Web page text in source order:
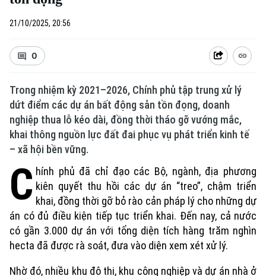
21/10/2025, 20:56
0
Trong nhiệm kỳ 2021–2026, Chính phủ tập trung xử lý
dứt điểm các dự án bất động sản tồn đọng, doanh
nghiệp thua lỗ kéo dài, đồng thời tháo gỡ vướng mắc,
khai thông nguồn lực đất đai phục vụ phát triển kinh tế
– xã hội bền vững.
C hính phủ đã chỉ đạo các Bộ, ngành, địa phương
kiên quyết thu hồi các dự án “treo”, chậm triển
khai, đồng thời gỡ bỏ rào cản pháp lý cho những dự
án có đủ điều kiện tiếp tục triển khai. Đến nay, cả nước
có gần 3.000 dự án với tổng diện tích hàng trăm nghìn
hecta đã được rà soát, đưa vào diện xem xét xử lý.
Nhờ đó, nhiều khu đô thị, khu công nghiệp và dự án nhà ở